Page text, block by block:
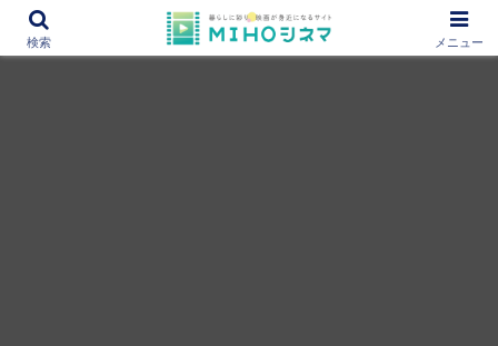
12000作品を紹介！あなたの映画図書館『MIHOシネマ』
検索 メニュー